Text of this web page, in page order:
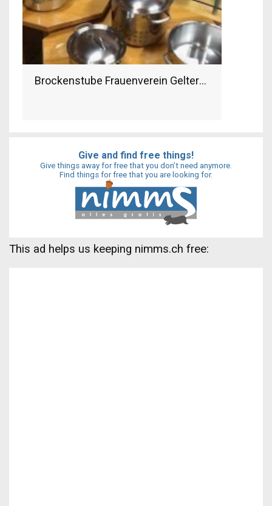
Brockenstube Frauenverein Gelterkinden
Give and find free things!
Give things away for free that you don’t need anymore.
Find things for free that you are looking for.
This ad helps us keeping nimms.ch free: